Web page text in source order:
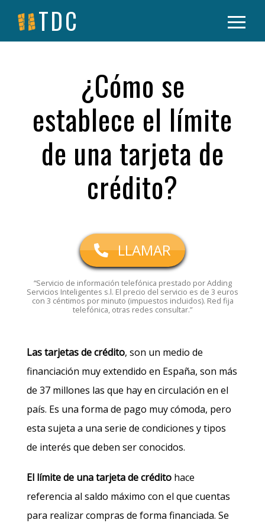
TDC
¿Cómo se
establece el límite
de una tarjeta de
crédito?
LLAMAR
“Servicio de información telefónica prestado por Adding
Servicios Inteligentes s.l. El precio del servicio es de 3 euros
con 3 céntimos por minuto (impuestos incluidos). Red fija
telefónica, otras redes consultar.”
Las tarjetas de crédito, son un medio de
financiación muy extendido en España, son más
de 37 millones las que hay en circulación en el
país. Es una forma de pago muy cómoda, pero
esta sujeta a una serie de condiciones y tipos
de interés que deben ser conocidos.
El límite de una tarjeta de créditohace
referencia al saldo máximo con el que cuentas
para realizar compras de forma financiada. Se